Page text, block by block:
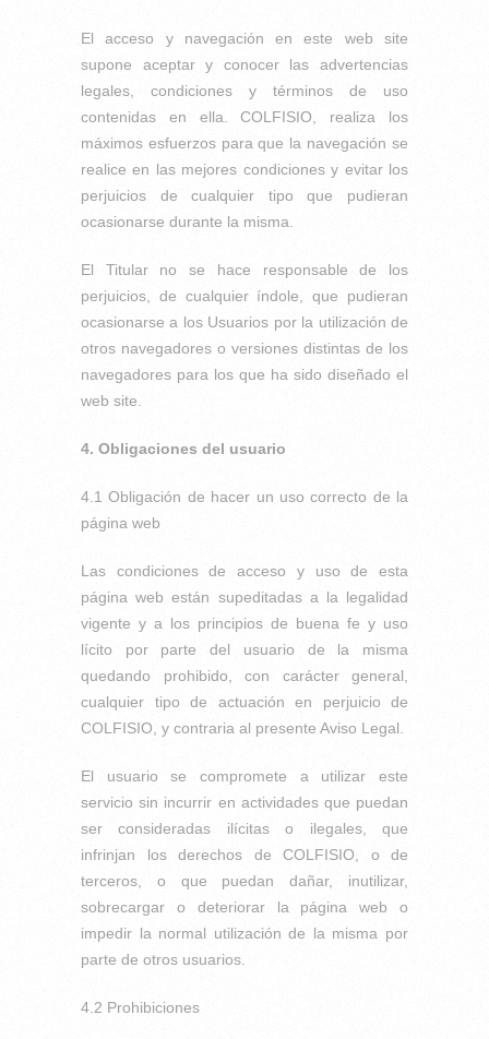
El acceso y navegación en este web site
supone aceptar y conocer las advertencias
legales, condiciones y términos de uso
contenidas en ella. COLFISIO, realiza los
máximos esfuerzos para que la navegación se
realice en las mejores condiciones y evitar los
perjuicios de cualquier tipo que pudieran
ocasionarse durante la misma.
El Titular no se hace responsable de los
perjuicios, de cualquier índole, que pudieran
ocasionarse a los Usuarios por la utilización de
otros navegadores o versiones distintas de los
navegadores para los que ha sido diseñado el
web site.
4. Obligaciones del usuario
4.1 Obligación de hacer un uso correcto de la
página web
Las condiciones de acceso y uso de esta
página web están supeditadas a la legalidad
vigente y a los principios de buena fe y uso
lícito por parte del usuario de la misma
quedando prohibido, con carácter general,
cualquier tipo de actuación en perjuicio de
COLFISIO, y contraria al presente Aviso Legal.
El usuario se compromete a utilizar este
servicio sin incurrir en actividades que puedan
ser consideradas ilícitas o ilegales, que
infrinjan los derechos de COLFISIO, o de
terceros, o que puedan dañar, inutilizar,
sobrecargar o deteriorar la página web o
impedir la normal utilización de la misma por
parte de otros usuarios.
4.2 Prohibiciones